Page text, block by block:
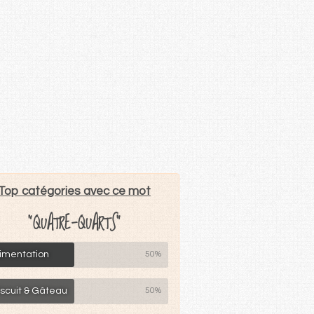
catégories avec ce mot
"QUATRE-QUARTS"
50%
& Gâteau 50%